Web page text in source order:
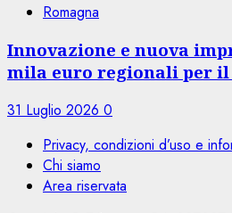
Romagna
Innovazione e nuova
mila euro regionali per il
31 Luglio 2026 0
Privacy, condizioni d’uso e
Chi siamo
Area riservata